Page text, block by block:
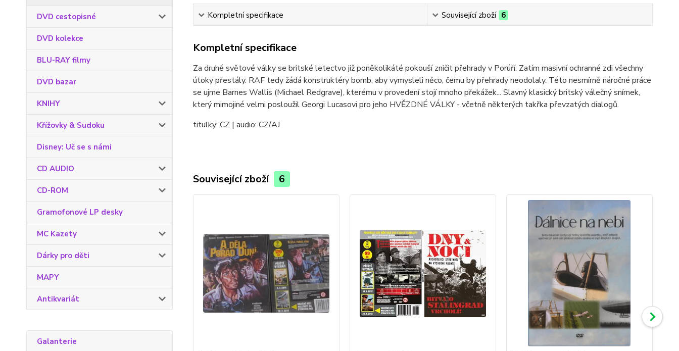
DVD cestopisné
DVD kolekce
BLU-RAY filmy
DVD bazar
KNIHY
Křížovky & Sudoku
Disney: Uč se s námi
CD AUDIO
CD-ROM
Gramofonové LP desky
MC Kazety
Dárky pro děti
MAPY
Antikvariát
Galanterie
Kompletní specifikace Související zboží 6
Kompletní specifikace
Za druhé světové války se britské letectvo již poněkolikáté pokouší zničit přehrady v Porúří. Zatím masivní ochranné zdi všechny
útoky přestály. RAF tedy žádá konstruktéry bomb, aby vymysleli něco, čemu by přehrady neodolaly. Této nesmírně náročné práce
se ujme Barnes Wallis (Michael Redgrave), kterému v provedení stojí mnoho překážek... Slavný klasický britský válečný snímek,
který mimojiné velmi posloužil Georgi Lucasovi pro jeho HVĚZDNÉ VÁLKY - včetně některých takřka převzatých dialogů.
titulky: CZ | audio: CZ/AJ
Související zboží 6